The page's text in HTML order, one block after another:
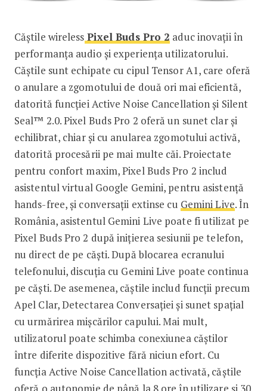
Căștile wireless Pixel Buds Pro 2 aduc inovații în
performanța audio și experiența utilizatorului.
Căștile sunt echipate cu cipul Tensor A1, care oferă
o anulare a zgomotului de două ori mai eficientă,
datorită funcției Active Noise Cancellation și Silent
Seal™ 2.0. Pixel Buds Pro 2 oferă un sunet clar și
echilibrat, chiar și cu anularea zgomotului activă,
datorită procesării pe mai multe căi. Proiectate
pentru confort maxim, Pixel Buds Pro 2 includ
asistentul virtual Google Gemini, pentru asistență
hands-free, și conversații extinse cu Gemini Live. În
România, asistentul Gemini Live poate fi utilizat pe
Pixel Buds Pro 2 după inițierea sesiunii pe telefon,
nu direct de pe căști. După blocarea ecranului
telefonului, discuția cu Gemini Live poate continua
pe căști. De asemenea, căștile includ funcții precum
Apel Clar, Detectarea Conversației și sunet spațial
cu urmărirea mișcărilor capului. Mai mult,
utilizatorul poate schimba conexiunea căștilor
între diferite dispozitive fără niciun efort. Cu
funcția Active Noise Cancellation activată, căștile
oferă o autonomie de până la 8 ore în utilizare și 30